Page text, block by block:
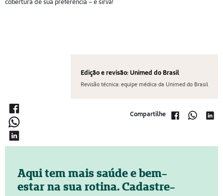
cobertura de sua preferência – e sirva!
Edição e revisão: Unimed do Brasil
Revisão técnica: equipe médica da Unimed do Brasil
Compartilhe
Aqui tem mais saúde e bem-
estar na sua rotina. Cadastre-